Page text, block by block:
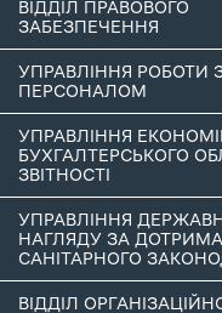
ВІДДІЛ ПРАВОВОГО
ЗАБЕЗПЕЧЕННЯ
УПРАВЛІННЯ РОБОТИ
ПЕРСОНАЛОМ
УПРАВЛІННЯ
БУХГАЛТЕРСЬКОГО
ЗВІТНОСТІ
УПРАВЛІННЯ
НАГЛЯДУ ЗА
САНІТАРНОГО
ВІДДІЛ